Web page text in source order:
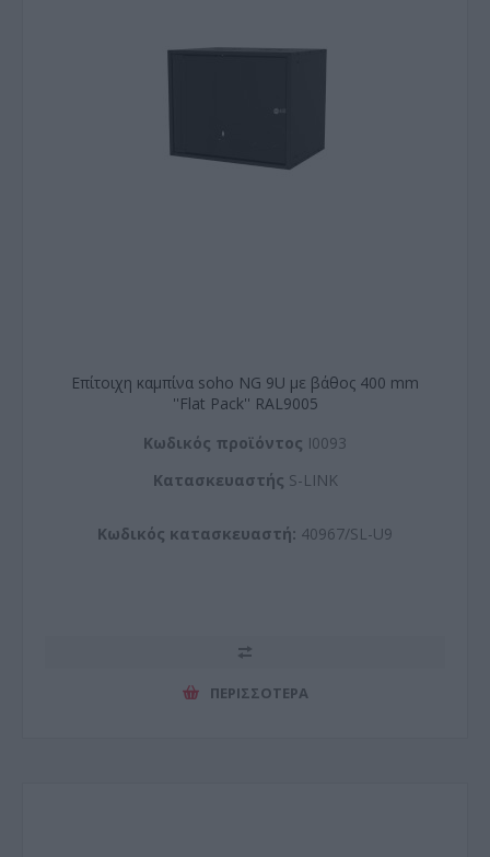
Επίτοιχη καμπίνα soho NG 9U με βάθος 400 mm
''Flat Pack'' RAL9005
Kωδικός προϊόντος I0093
Kατασκευαστής S-LINK
Κωδικός κατασκευαστή: 40967/SL-U9
ΠΕΡΙΣΣΌΤΕΡΑ